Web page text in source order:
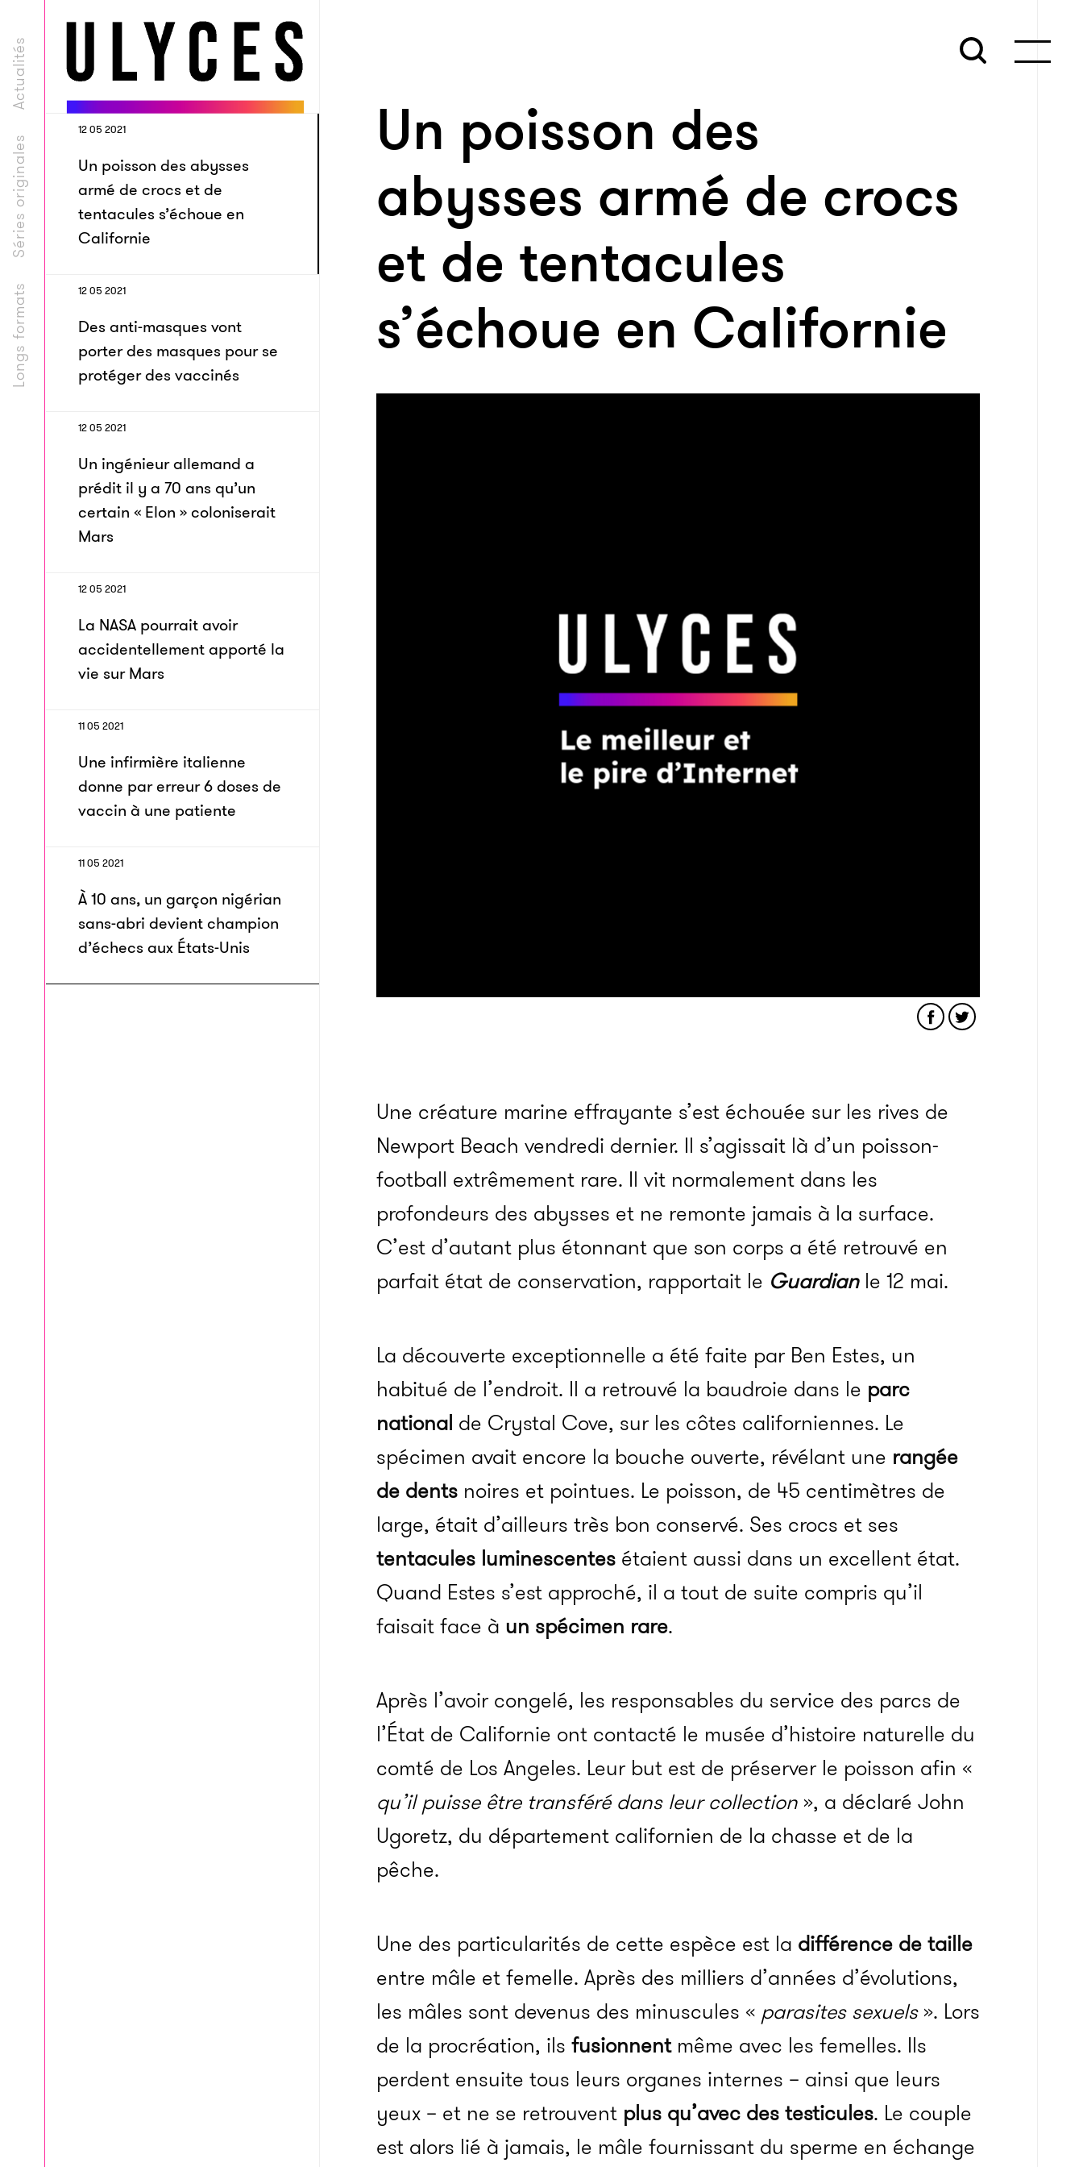
Longs formats
Séries originales
Actualités
12 05 2021
Un poisson des abysses
armé de crocs et de
tentacules s’échoue en
Californie
12 05 2021
Des anti-masques vont
porter des masques pour se
protéger des vaccinés
12 05 2021
Un ingénieur allemand a
prédit il y a 70 ans qu’un
certain « Elon » coloniserait
Mars
12 05 2021
La NASA pourrait avoir
accidentellement apporté la
vie sur Mars
11 05 2021
Une infirmière italienne
donne par erreur 6 doses de
vaccin à une patiente
11 05 2021
À 10 ans, un garçon nigérian
sans-abri devient champion
d’échecs aux États-Unis
Un poisson des
abysses armé de crocs
et de tentacules
s’échoue en Californie
Une créature marine effrayante s’est échouée sur les rives de
Newport Beach vendredi dernier. Il s’agissait là d’un poisson-
football extrêmement rare. Il vit normalement dans les
profondeurs des abysses et ne remonte jamais à la surface.
C’est d’autant plus étonnant que son corps a été retrouvé en
parfait état de conservation, rapportait le Guardianle 12 mai.
La découverte exceptionnelle a été faite par Ben Estes, un
habitué de l’endroit. Il a retrouvé la baudroie dans le parc
national de Crystal Cove, sur les côtes californiennes. Le
spécimen avait encore la bouche ouverte, révélant une rangée
de dents noires et pointues. Le poisson, de 45 centimètres de
large, était d’ailleurs très bon conservé. Ses crocs et ses
tentacules luminescentes étaient aussi dans un excellent état.
Quand Estes s’est approché, il a tout de suite compris qu’il
faisait face à un spécimen rare.
Après l’avoir congelé, les responsables du service des parcs de
l’État de Californie ont contacté le musée d’histoire naturelle du
comté de Los Angeles. Leur but est de préserver le poisson afin «
qu’il puisse être transféré dans leur collection », a déclaré John
Ugoretz, du département californien de la chasse et de la
pêche.
Une des particularités de cette espèce est la différence de taille
entre mâle et femelle. Après des milliers d’années d’évolutions,
les mâles sont devenus des minuscules « parasites sexuels». Lors
de la procréation, ils fusionnentmême avec les femelles. Ils
perdent ensuite tous leurs organes internes – ainsi que leurs
yeux – et ne se retrouvent plus qu’avec des testicules. Le couple
est alors lié à jamais, le mâle fournissant du sperme en échange